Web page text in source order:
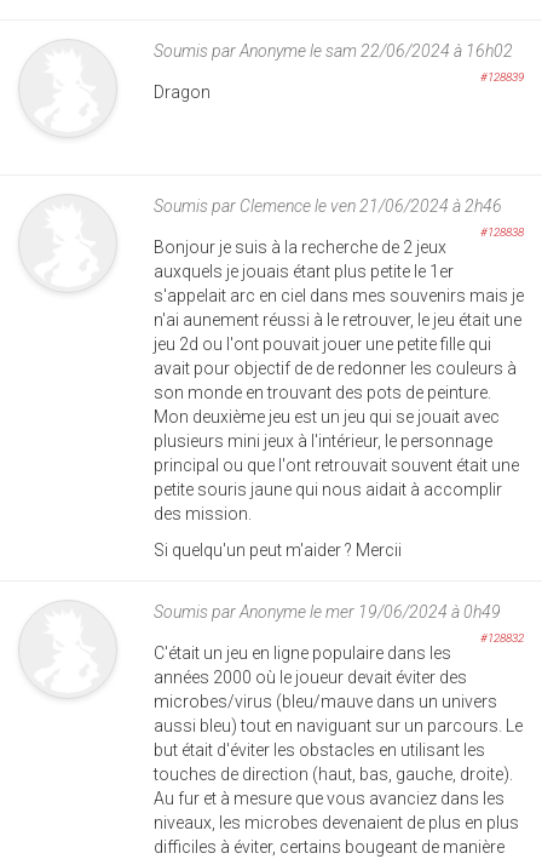
Soumis parAnonymele sam 22/06/2024 à 16h02
#128839
Dragon
Soumis par Clemencele ven 21/06/2024 à 2h46
#128838
Bonjour je suis à la recherche de 2 jeux
auxquels je jouais étant plus petite le 1er
s'appelait arc en ciel dans mes souvenirs mais je
n'ai aunement réussi à le retrouver, le jeu était une
jeu 2d ou l'ont pouvait jouer une petite fille qui
avait pour objectif de de redonner les couleurs à
son monde en trouvant des pots de peinture.
Mon deuxième jeu est un jeu qui se jouait avec
plusieurs mini jeux à l'intérieur, le personnage
principal ou que l'ont retrouvait souvent était une
petite souris jaune qui nous aidait à accomplir
des mission.
Si quelqu'un peut m'aider ? Mercii
Soumis parAnonymele mer 19/06/2024 à 0h49
#128832
C'était un jeu en ligne populaire dans les
années 2000 où le joueur devait éviter des
microbes/virus (bleu/mauve dans un univers
aussi bleu) tout en naviguant sur un parcours. Le
but était d'éviter les obstacles en utilisant les
touches de direction (haut, bas, gauche, droite).
Au fur et à mesure que vous avanciez dans les
niveaux, les microbes devenaient de plus en plus
difficiles à éviter, certains bougeant de manière